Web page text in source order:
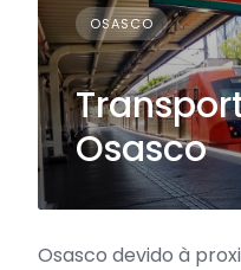
OSASCO
Osasco
Osasco devido à